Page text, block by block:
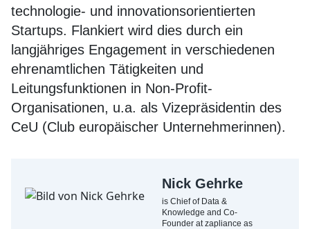
technologie- und innovationsorientierten
Startups. Flankiert wird dies durch ein
langjähriges Engagement in verschiedenen
ehrenamtlichen Tätigkeiten und
Leitungsfunktionen in Non-Profit-
Organisationen, u.a. als Vizepräsidentin des
CeU (Club europäischer Unternehmerinnen).
Nick Gehrke
is Chief of Data &
Knowledge and Co-
Founder at zapliance as